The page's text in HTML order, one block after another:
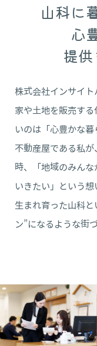
山科に
心
提
株式会社インサイト
家や土地を販売す
いのは「心豊かな暮
不動産屋である私
時、「地域のみん
いきたい」という想
生まれ育った山科
ン”になるような街